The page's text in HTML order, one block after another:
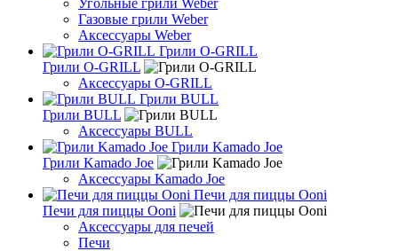
Угольные грили Weber
Газовые грили Weber
Аксессуары Weber
Грили O-GRILL
Грили O-GRILL
Аксессуары O-GRILL
Грили BULL
Грили BULL
Аксессуары BULL
Грили Kamado Joe
Грили Kamado Joe
Аксессуары Kamado Joe
Печи для пиццы Ooni
Печи для пиццы Ooni
Аксессуары для печей
Печи